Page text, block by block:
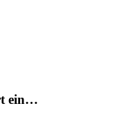
ein…